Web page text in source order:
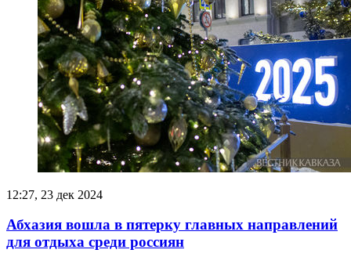
12:27, 23 дек 2024
Абхазия вошла в пятерку главных направлений
для отдыха среди россиян